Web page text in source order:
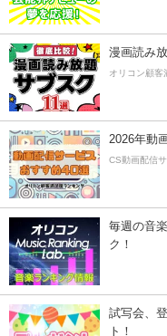
漫画読み
オリコン顧客
2026年動
CS動画配信
毎週の音
ク！
試写会、
ト！